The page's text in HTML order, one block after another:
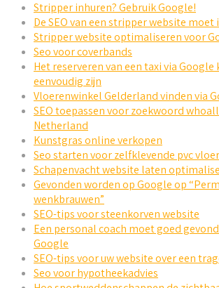
Stripper inhuren? Gebruik Google!
De SEO van een stripper website moet
Stripper website optimaliseren voor
Seo voor coverbands
Het reserveren van een taxi via Google
eenvoudig zijn
Vloerenwinkel Gelderland vinden via
SEO toepassen voor zoekwoord
Netherland
Kunstgras online verkopen
Seo starten voor zelfklevende pvc
Schapenvacht website laten
Gevonden worden op Google op
wenkbrauwen”
SEO-tips voor steenkorven website
Een personal coach moet goed
Google
SEO-tips voor uw website over een
Seo voor hypotheekadvies